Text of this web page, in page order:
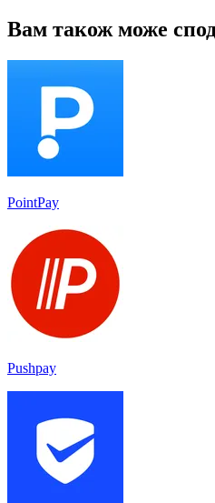
Вам також може
PointPay
Pushpay